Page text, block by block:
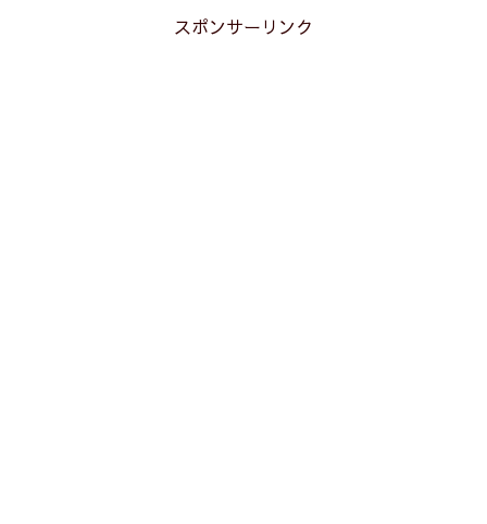
スポンサーリンク